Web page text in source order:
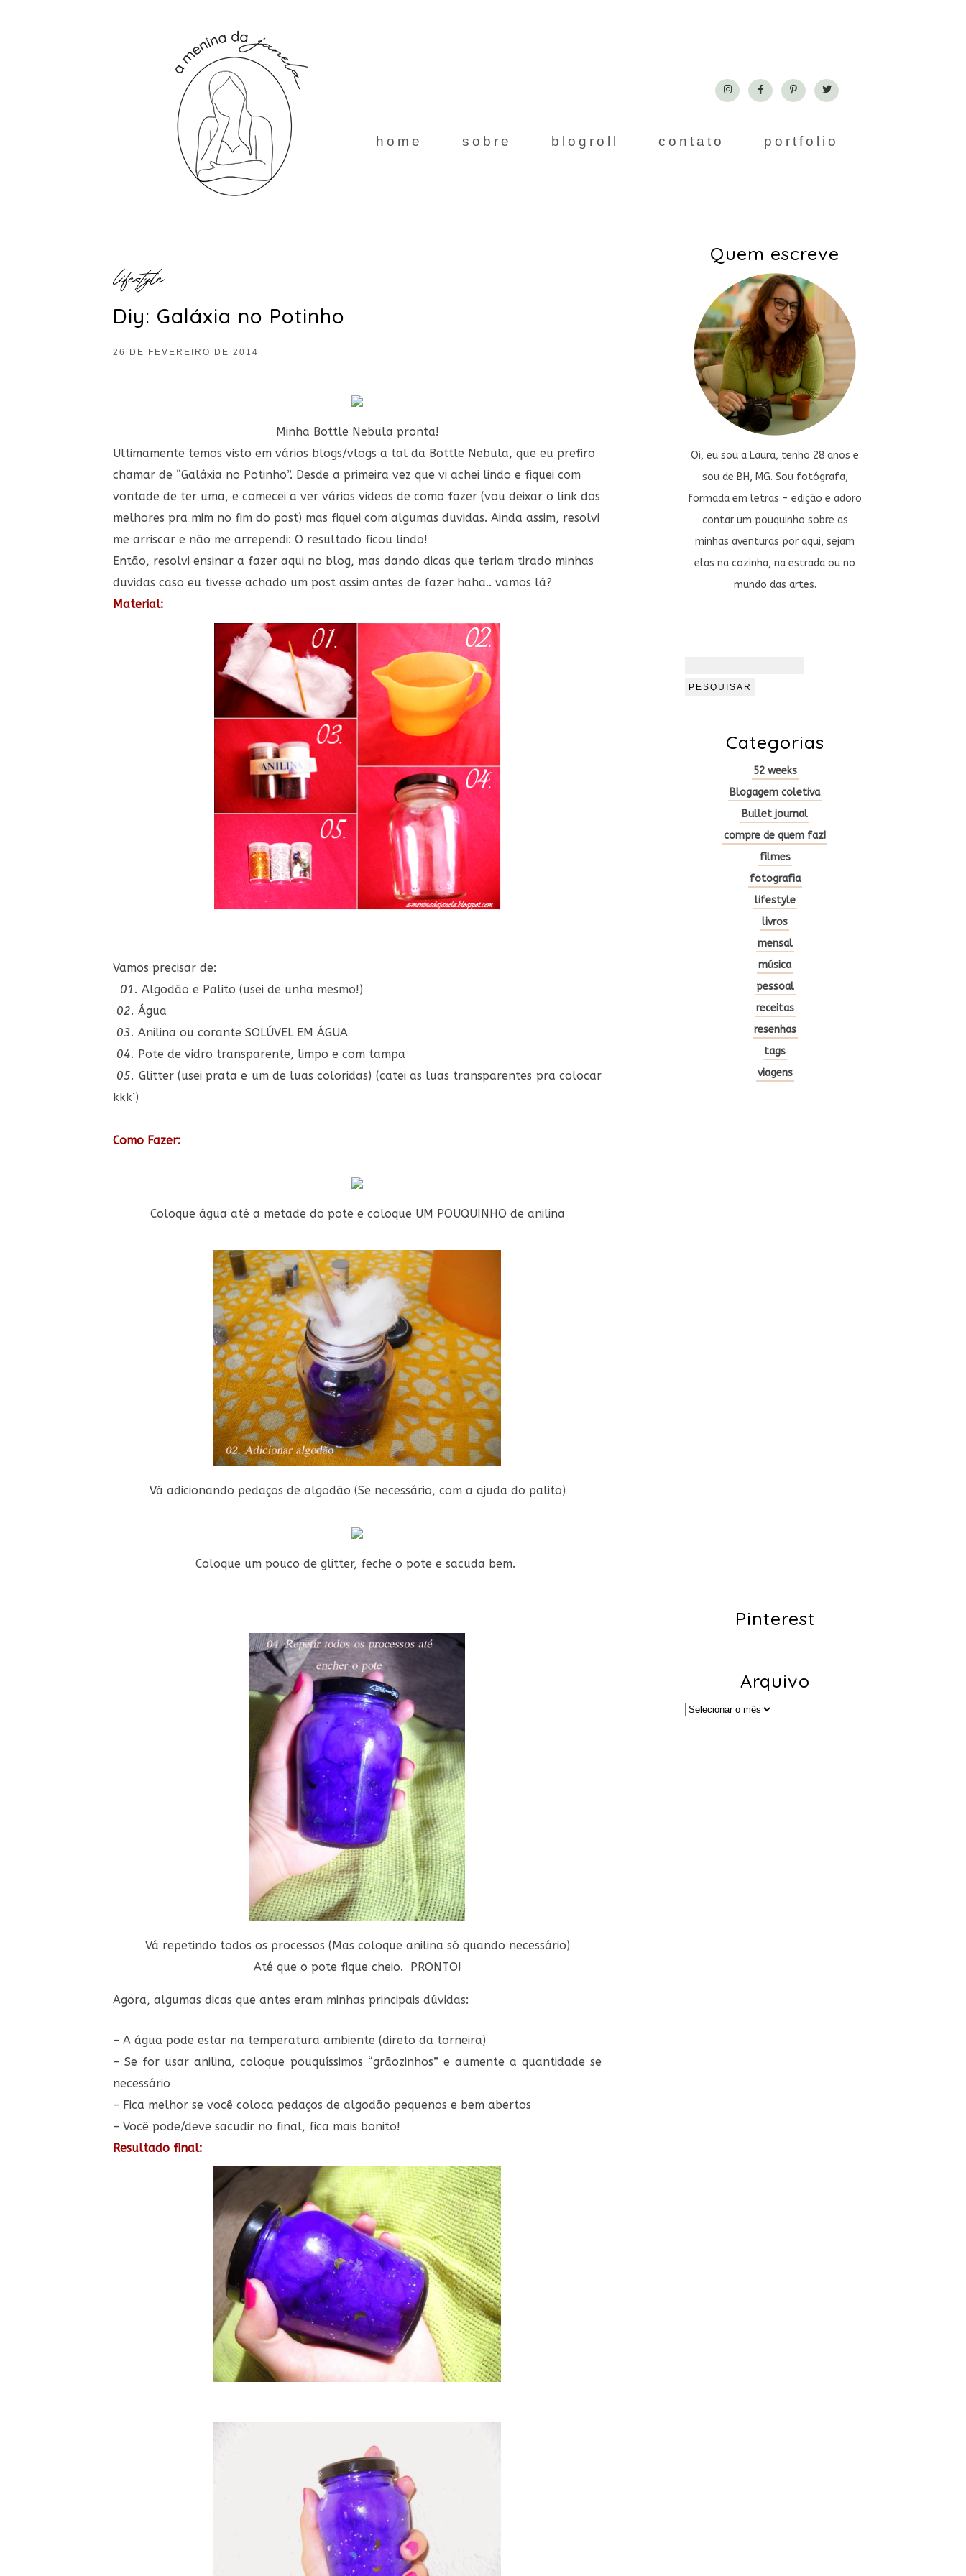
home sobre blogroll contato portfolio
lifestyle
Diy: Galáxia no Potinho
26 DE FEVEREIRO DE 2014
Minha Bottle Nebula pronta!
Ultimamente temos visto em vários blogs/vlogs a tal da Bottle Nebula, que eu prefiro
chamar de “Galáxia no Potinho”. Desde a primeira vez que vi achei lindo e fiquei com
vontade de ter uma, e comecei a ver vários videos de como fazer (vou deixar o link dos
melhores pra mim no fim do post) mas fiquei com algumas duvidas. Ainda assim, resolvi
me arriscar e não me arrependi: O resultado ficou lindo!
Então, resolvi ensinar a fazer aqui no blog, mas dando dicas que teriam tirado minhas
duvidas caso eu tivesse achado um post assim antes de fazer haha.. vamos lá?
Material:
Vamos precisar de:
01. Algodão e Palito (usei de unha mesmo!)
02. Água
03. Anilina ou corante SOLÚVEL EM ÁGUA
04. Pote de vidro transparente, limpo e com tampa
05. Glitter (usei prata e um de luas coloridas) (catei as luas transparentes pra colocar
kkk’)
Como Fazer:
Coloque água até a metade do pote e coloque UM POUQUINHO de anilina
Vá adicionando pedaços de algodão (Se necessário, com a ajuda do palito)
Coloque um pouco de glitter, feche o pote e sacuda bem.
Vá repetindo todos os processos (Mas coloque anilina só quando necessário)
Até que o pote fique cheio. PRONTO!
Agora, algumas dicas que antes eram minhas principais dúvidas:
– A água pode estar na temperatura ambiente (direto da torneira)
– Se for usar anilina, coloque pouquíssimos “grãozinhos” e aumente a quantidade se
necessário
– Fica melhor se você coloca pedaços de algodão pequenos e bem abertos
– Você pode/deve sacudir no final, fica mais bonito!
Resultado final:
Quem escreve
Oi, eu sou a Laura, tenho 28 anos e
sou de BH, MG. Sou fotógrafa,
formada em letras - edição e adoro
contar um pouquinho sobre as
minhas aventuras por aqui, sejam
elas na cozinha, na estrada ou no
mundo das artes.
por:
Categorias
52 weeks
Blogagem coletiva
Bullet journal
compre de quem faz!
filmes
fotografia
lifestyle
livros
mensal
música
pessoal
receitas
resenhas
tags
viagens
Pinterest
Arquivo
Arquivo